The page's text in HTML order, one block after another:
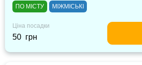
ПО МІСТУ МІЖМІСЬКІ
Ціна посадки
50 грн